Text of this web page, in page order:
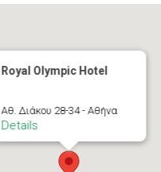
Royal Olympic Hotel
Αθ. Διάκου 28-34 - Αθήνα
Details